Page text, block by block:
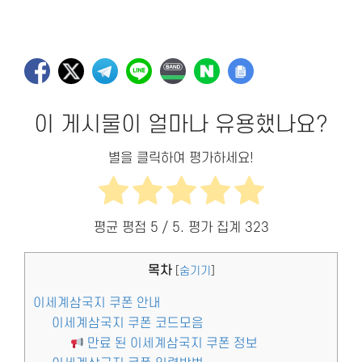
이 게시물이 얼마나 유용했나요?
별을 클릭하여 평가하세요!
평균 평점 5 / 5. 평가 집계 323
목차 숨기기
이세계삼국지 쿠폰 안내
이세계삼국지 쿠폰 코드모음
만료 된 이세계삼국지 쿠폰 정보